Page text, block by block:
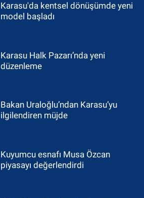
Karasu'da kentsel dönüşümde yeni
model başladı
Karasu Halk Pazarı’nda yeni
düzenleme
Bakan Uraloğlu’ndan Karasu’yu
ilgilendiren müjde
Kuyumcu esnafı Musa Özcan
piyasayı değerlendirdi